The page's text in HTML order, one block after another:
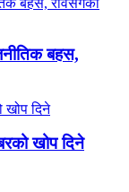
बहस,
खोप दिने